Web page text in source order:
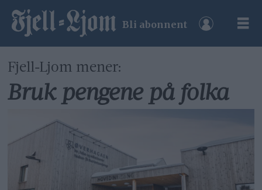
Bli abonnent
Fjell-Ljom mener:
Bruk pengene på folka